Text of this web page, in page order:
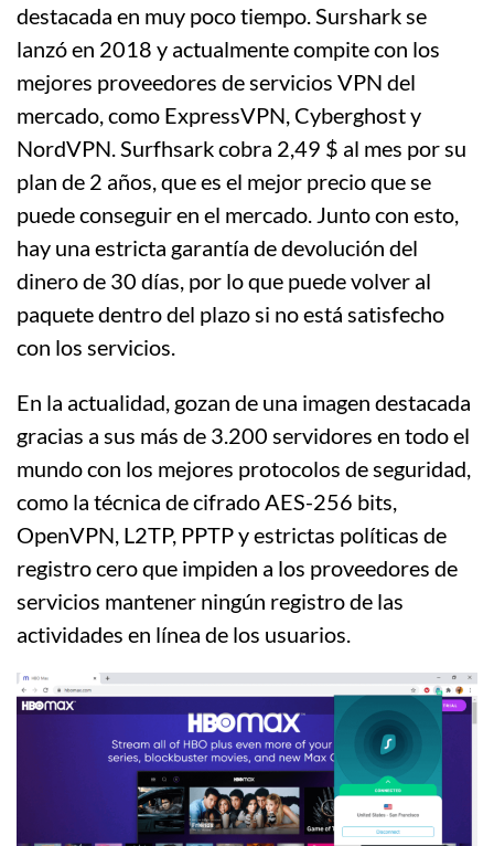
destacada en muy poco tiempo. Surshark se
lanzó en 2018 y actualmente compite con los
mejores proveedores de servicios VPN del
mercado, como ExpressVPN, Cyberghost y
NordVPN. Surfhsark cobra 2,49 $ al mes por su
plan de 2 años, que es el mejor precio que se
puede conseguir en el mercado. Junto con esto,
hay una estricta garantía de devolución del
dinero de 30 días, por lo que puede volver al
paquete dentro del plazo si no está satisfecho
con los servicios.
En la actualidad, gozan de una imagen destacada
gracias a sus más de 3.200 servidores en todo el
mundo con los mejores protocolos de seguridad,
como la técnica de cifrado AES-256 bits,
OpenVPN, L2TP, PPTP y estrictas políticas de
registro cero que impiden a los proveedores de
servicios mantener ningún registro de las
actividades en línea de los usuarios.